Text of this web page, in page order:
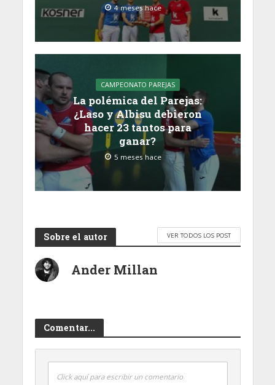
4 meses hace
CAMPEONATO PAREJAS
La polémica del Parejas:
¿Laso y Albisu debieron
hacer 23 tantos para
ganar?
5 meses hace
Sobre el autor VER TODOS LOS POST
Ander Millan
Comentar...
Click aquí para escribir un comentario